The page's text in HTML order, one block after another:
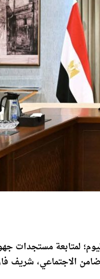
لمتابعة مستجدات
الاجتماعي، شريف